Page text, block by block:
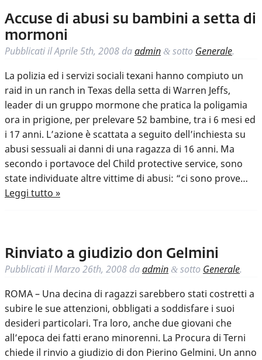
Accuse di abusi su bambini a setta di
mormoni
Pubblicati ilAprile 5th, 2008 daadmin & sotto Generale.
La polizia ed i servizi sociali texani hanno compiuto un
raid in un ranch in Texas della setta di Warren Jeffs,
leader di un gruppo mormone che pratica la poligamia
ora in prigione, per prelevare 52 bambine, tra i 6 mesi ed
i 17 anni. L’azione è scattata a seguito dell’inchiesta su
abusi sessuali ai danni di una ragazza di 16 anni. Ma
secondo i portavoce del Child protective service, sono
state individuate altre vittime di abusi: “ci sono prove…
Leggi tutto »
Rinviato a giudizio don Gelmini
Pubblicati ilMarzo 26th, 2008 daadmin & sotto Generale.
ROMA – Una decina di ragazzi sarebbero stati costretti a
subire le sue attenzioni, obbligati a soddisfare i suoi
desideri particolari. Tra loro, anche due giovani che
all’epoca dei fatti erano minorenni. La Procura di Terni
chiede il rinvio a giudizio di don Pierino Gelmini. Un anno